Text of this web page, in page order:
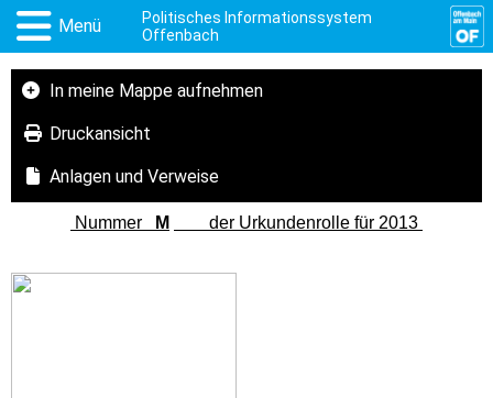
Menü
Politisches Informationssystem
Offenbach
In meine Mappe aufnehmen
Druckansicht
Anlagen und Verweise
Nummer M der Urkundenrolle für 2013